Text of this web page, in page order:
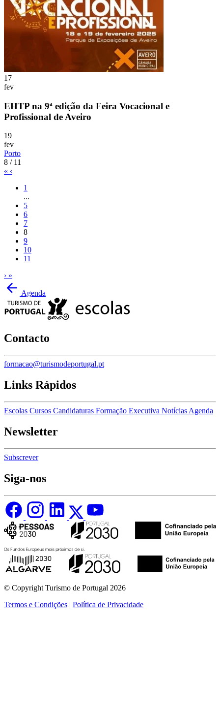
17
fev
EHTP na 9ª edição da Feira Vocacional e
Profissional de Aveiro
19
fev
Porto
8 / 11
« ‹
1
...
5
6
7
8
9
10
11
› »
Agenda
Contacto
formacao@turismodeportugal.pt
Links Rápidos
Escolas Cursos Candidaturas Formação Executiva Notícias Agenda
Newsletter
Subscrever
Siga-nos
© Copyright Turismo de Portugal 2026
Termos e Condições | Política de Privacidade